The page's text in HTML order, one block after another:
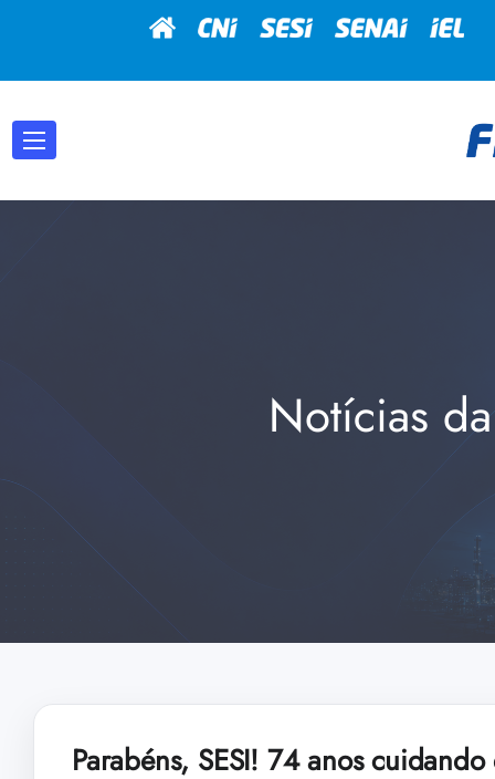
Notícias
Parabéns, SESI! 74 anos